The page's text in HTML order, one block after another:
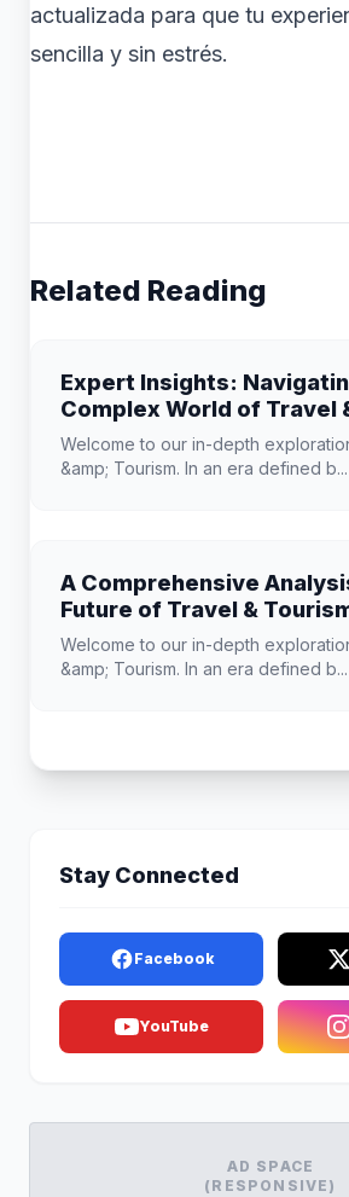
actualizada para que tu
sencilla y sin estrés.
Related Reading
Expert Insights:
Complex World of Travel
Welcome to our in-depth
&amp; Tourism. In an era defined b...
A Comprehensive
Future of Travel &
Welcome to our in-depth
&amp; Tourism. In an era defined b...
Stay Connected
Facebook
YouTube
AD SPACE
(RESPONSIVE)